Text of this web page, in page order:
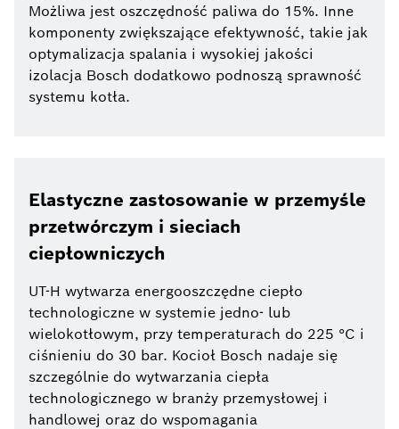
Możliwa jest oszczędność paliwa do 15%. Inne
komponenty zwiększające efektywność, takie jak
optymalizacja spalania i wysokiej jakości
izolacja Bosch dodatkowo podnoszą sprawność
systemu kotła.
Elastyczne zastosowanie w przemyśle
przetwórczym i sieciach
ciepłowniczych
UT-H wytwarza energooszczędne ciepło
technologiczne w systemie jedno- lub
wielokotłowym, przy temperaturach do 225 °C i
ciśnieniu do 30 bar. Kocioł Bosch nadaje się
szczególnie do wytwarzania ciepła
technologicznego w branży przemysłowej i
handlowej oraz do wspomagania